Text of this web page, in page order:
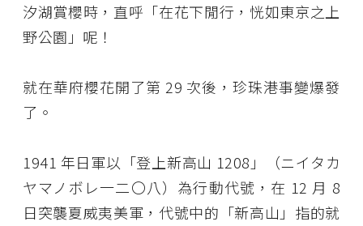
汐湖賞櫻時，直呼「在花下閒行，恍如東京之上
野公園」呢！
就在華府櫻花開了第 29 次後，珍珠港事變爆發
了。
1941 年日軍以「登上新高山 1208」（ニイタカ
ヤマノボレ一二〇八）為行動代號，在 12 月 8
日突襲夏威夷美軍，代號中的「新高山」指的就